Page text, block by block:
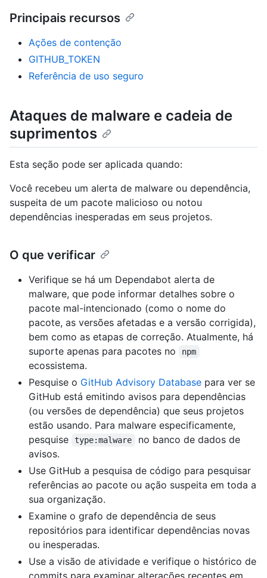
Principais recursos
Ações de contenção
GITHUB_TOKEN
Referência de uso seguro
Ataques de malware e cadeia de
suprimentos
Esta seção pode ser aplicada quando:
Você recebeu um alerta de malware ou dependência,
suspeita de um pacote malicioso ou notou
dependências inesperadas em seus projetos.
O que verificar
Verifique se há um Dependabot alerta de
malware, que pode informar detalhes sobre o
pacote mal-intencionado (como o nome do
pacote, as versões afetadas e a versão corrigida),
bem como as etapas de correção. Atualmente, há
suporte apenas para pacotes no
npm
ecossistema.
Pesquise o GitHub Advisory Database para ver se
GitHub está emitindo avisos para dependências
(ou versões de dependência) que seus projetos
estão usando. Para malware especificamente,
pesquise
type:malware
no banco de dados de
avisos.
Use GitHub a pesquisa de código para pesquisar
referências ao pacote ou ação suspeita em toda a
sua organização.
Examine o grafo de dependência de seus
repositórios para identificar dependências novas
ou inesperadas.
Use a visão de atividade e verifique o histórico de
commits para examinar alterações recentes em